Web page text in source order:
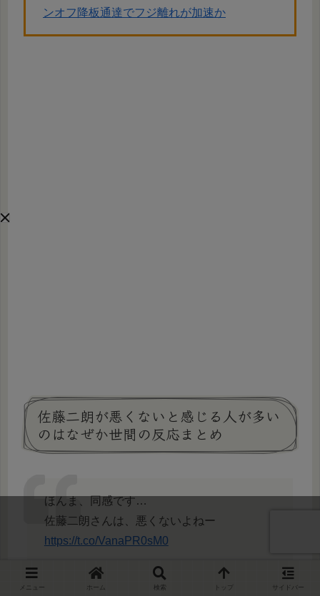
ンオフ降板通達でフジ離れが加速か
佐藤二朗が悪くないと感じる人が多い
のはなぜか世間の反応まとめ
ほんま、同感です…
佐藤二朗さんは、悪くないよねー
https://t.co/VanaPR0sM0
— SAKURA DOGE (@tora_neko_cats)
メニュー ホーム 検索 トップ サイドバー